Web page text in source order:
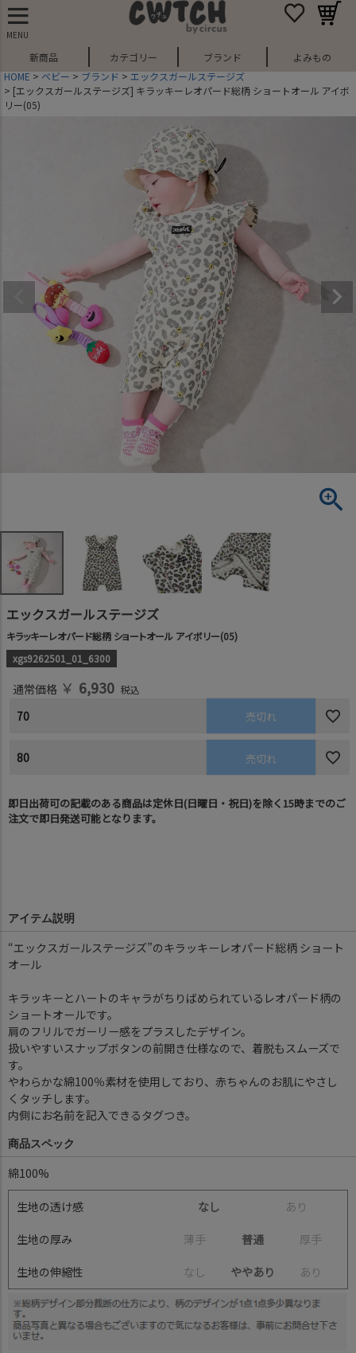
MENU
新商品 カテゴリー ブランド
よみもの
HOME
ベビー ブランド
エックスガールステージズ
[エックスガールステージズ] キラッキーレオパード総柄 ショートオール アイボ
リー(05)
エックスガールステージズ
キラッキーレオパード総柄 ショートオール アイボリー(05)
xgs9262501_01_6300
通常価格 ￥ 6,930 税込
70 売切れ
80 売切れ
即日出荷可の記載のある商品は定休日(日曜日・祝日)を除く15時までのご
注文で即日発送可能となります。
アイテム説明
“エックスガールステージズ”のキラッキーレオパード総柄 ショート
オール
キラッキーとハートのキャラがちりばめられているレオパード柄の
ショートオールです。
肩のフリルでガーリー感をプラスしたデザイン。
扱いやすいスナップボタンの前開き仕様なので、着脱もスムーズで
す。
やわらかな綿100％素材を使用しており、赤ちゃんのお肌にやさし
くタッチします。
内側にお名前を記入できるタグつき。
商品スペック
綿100%
生地の透け感 なし あ り
生地の厚み 薄手 普通 厚手
生地の伸縮性 な し ややあり あ り